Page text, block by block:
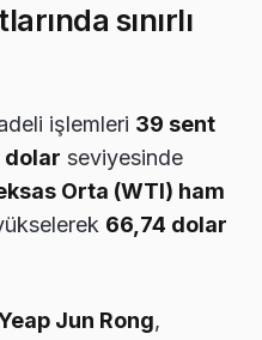
sınırlı
işlemleri 39 sent
dolar seviyesinde
Orta (WTI) ham
66,74 dolar
Jun Rong,